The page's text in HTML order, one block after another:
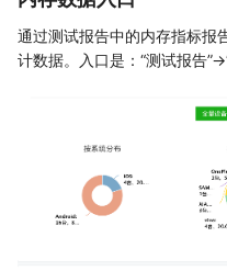
通过测试报告中的内存指标报
计数据。入口是：“测试报告”-